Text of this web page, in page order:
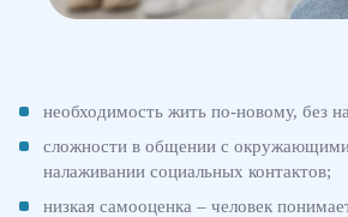
необходимость жить по-новому, без
сложности в общении с
налаживании социальных контактов;
низкая самооценка – человек